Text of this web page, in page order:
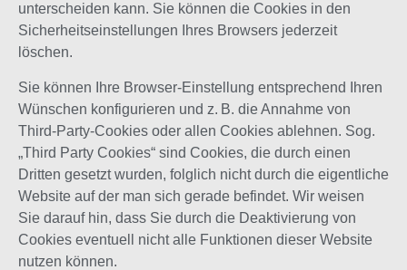
unterscheiden kann. Sie können die Cookies in den
Sicherheitseinstellungen Ihres Browsers jederzeit
löschen.
Sie können Ihre Browser-Einstellung entsprechend Ihren
Wünschen konfigurieren und z. B. die Annahme von
Third-Party-Cookies oder allen Cookies ablehnen. Sog.
„Third Party Cookies“ sind Cookies, die durch einen
Dritten gesetzt wurden, folglich nicht durch die eigentliche
Website auf der man sich gerade befindet. Wir weisen
Sie darauf hin, dass Sie durch die Deaktivierung von
Cookies eventuell nicht alle Funktionen dieser Website
nutzen können.